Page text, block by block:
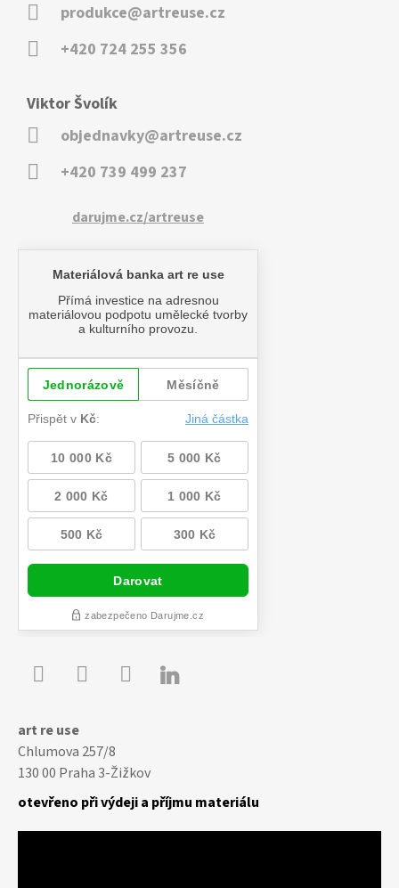
produkce@artreuse.cz
+420 724 255 356
Viktor Švolík
objednavky@artreuse.cz
+420 739 499 237
darujme.cz/artreuse

art re use
Chlumova 257/8
130 00 Praha 3-Žižkov
otevřeno při výdeji a příjmu materiálu